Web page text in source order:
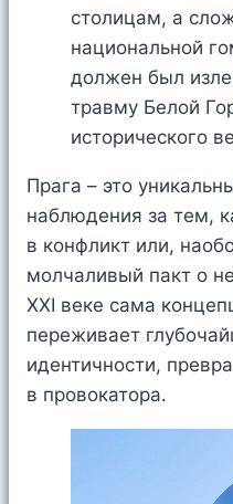
столицам, а
национальной
должен был
травму Белой
исторического
Прага – это
наблюдения за тем,
в конфликт или,
молчаливый пакт о
XXI веке сама
переживает
идентичности,
в провокатора.